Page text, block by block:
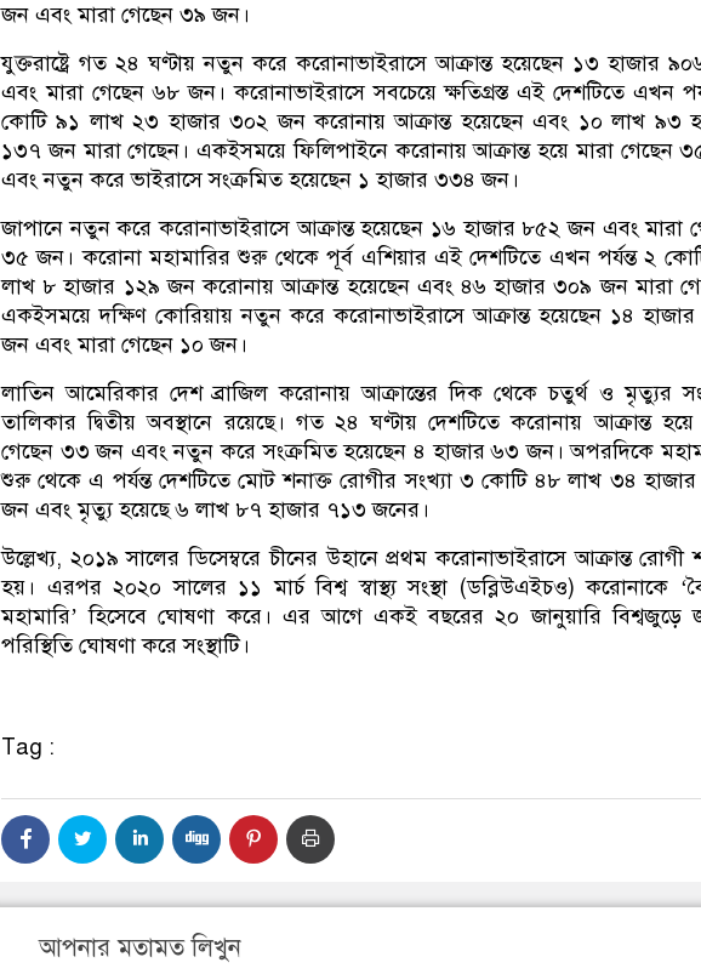
জন এবং মারা গেছেন ৩৯ জন।
যুক্তরাষ্ট্রে গত ২৪ ঘণ্টায় নতুন করে করোনাভাইরাসে আক্রান্ত হয়েছেন ১৩ হাজার
এবং মারা গেছেন ৬৮ জন। করোনাভাইরাসে সবচেয়ে ক্ষতিগ্রস্ত এই দেশটিতে এখন
কোটি ৯১ লাখ ২৩ হাজার ৩০২ জন করোনায় আক্রান্ত হয়েছেন এবং ১০ লাখ ৯৩
১৩৭ জন মারা গেছেন। একইসময়ে ফিলিপাইনে করোনায় আক্রান্ত হয়ে মারা গেছেন
এবং নতুন করে ভাইরাসে সংক্রমিত হয়েছেন ১ হাজার ৩৩৪ জন।
জাপানে নতুন করে করোনাভাইরাসে আক্রান্ত হয়েছেন ১৬ হাজার ৮৫২ জন এবং মারা
৩৫ জন। করোনা মহামারির শুরু থেকে পূর্ব এশিয়ার এই দেশটিতে এখন পর্যন্ত ২
লাখ ৮ হাজার ১২৯ জন করোনায় আক্রান্ত হয়েছেন এবং ৪৬ হাজার ৩০৯ জন মারা
একইসময়ে দক্ষিণ কোরিয়ায় নতুন করে করোনাভাইরাসে আক্রান্ত হয়েছেন ১৪
জন এবং মারা গেছেন ১০ জন।
লাতিন আমেরিকার দেশ ব্রাজিল করোনায় আক্রান্তের দিক থেকে চতুর্থ ও মৃত্যুর
তালিকার দ্বিতীয় অবস্থানে রয়েছে। গত ২৪ ঘণ্টায় দেশটিতে করোনায় আক্রান্ত হয়ে
গেছেন ৩৩ জন এবং নতুন করে সংক্রমিত হয়েছেন ৪ হাজার ৬৩ জন। অপরদিকে
শুরু থেকে এ পর্যন্ত দেশটিতে মোট শনাক্ত রোগীর সংখ্যা ৩ কোটি ৪৮ লাখ ৩৪
জন এবং মৃত্যু হয়েছে ৬ লাখ ৮৭ হাজার ৭১৩ জনের।
উল্লেখ্য, ২০১৯ সালের ডিসেম্বরে চীনের উহানে প্রথম করোনাভাইরাসে আক্রান্ত রোগী
হয়। এরপর ২০২০ সালের ১১ মার্চ বিশ্ব স্বাস্থ্য সংস্থা (ডব্লিউএইচও) করোনাকে
মহামারি’ হিসেবে ঘোষণা করে। এর আগে একই বছরের ২০ জানুয়ারি বিশ্বজুড়ে
পরিস্থিতি ঘোষণা করে সংস্থাটি।
Tag :
আপনার মতামত লিখুন